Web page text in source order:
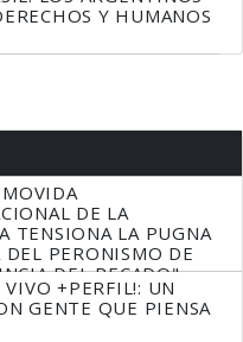
Y HUMANOS
DE LA
TENSIONA LA PUGNA
DEL PERONISMO DE
DEL PECADO"
VIVO +PERFIL!: UN
GENTE QUE PIENSA